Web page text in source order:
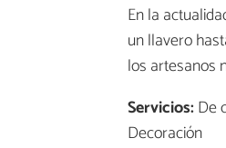
En la
un llavero
los artesanos
Servicios:De
Decoración